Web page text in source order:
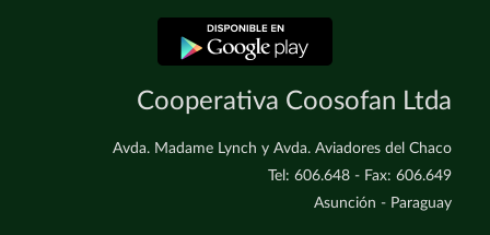
Cooperativa Coosofan Ltda
Avda. Madame Lynch y Avda. Aviadores del Chaco
Tel: 606.648 - Fax: 606.649
Asunción - Paraguay